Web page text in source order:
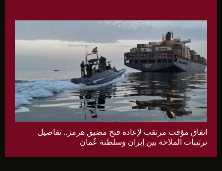
اتفاق مؤقت مرتقب لإعادة فتح مضيق هرمز.. تفاصيل
ترتيبات الملاحة بين إيران وسلطنة عُمان